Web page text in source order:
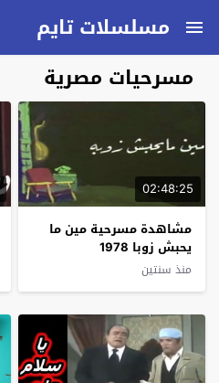
مسلسلات تايم
مسرحيات مصرية
02:48:25
مشاهدة مسرحية مين ما
يحبش زوبا 1978
منذ سنتين